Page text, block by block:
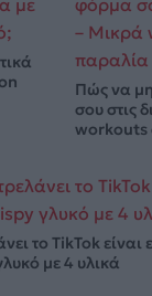
Πώς να
σου στις
workouts
το TikTok
με 4 υλικά